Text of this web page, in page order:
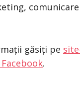
comunicare
găsiți pe
.